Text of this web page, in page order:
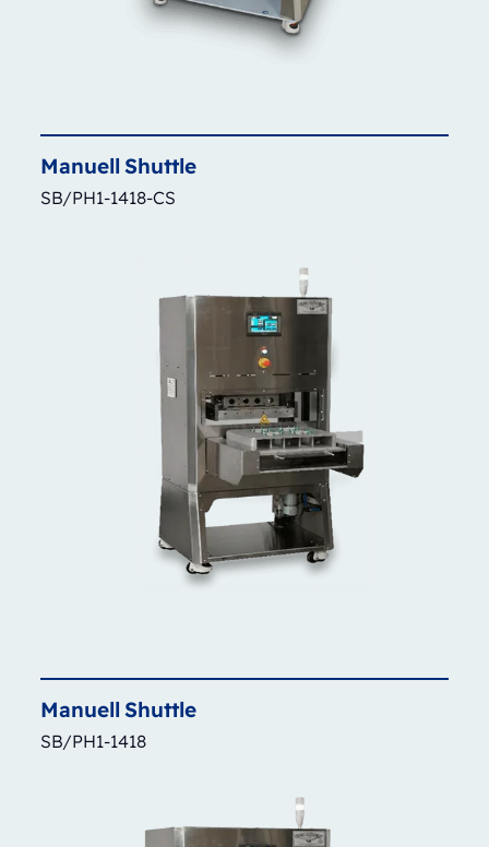
Manuell Shuttle
SB/PH1-1418-CS
Manuell Shuttle
SB/PH1-1418